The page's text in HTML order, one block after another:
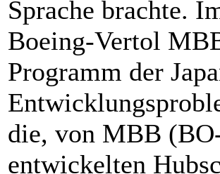
Sprache brachte.
Boeing-Vertol
Programm der
die, von MBB
entwickelten